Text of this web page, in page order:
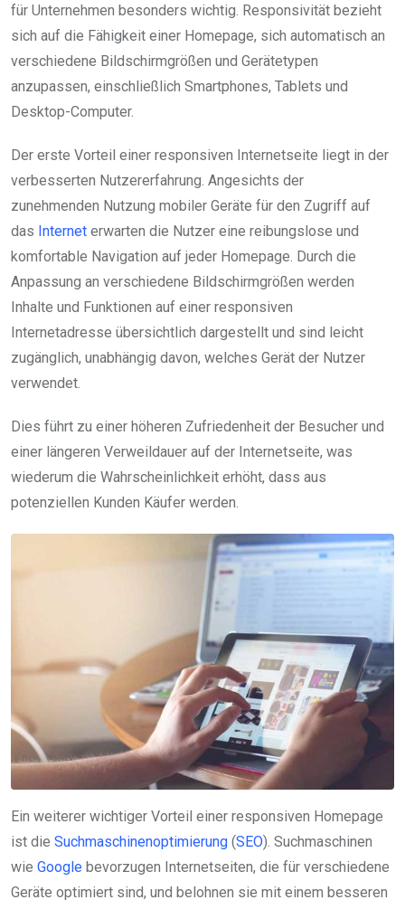
für Unternehmen besonders wichtig. Responsivität bezieht
sich auf die Fähigkeit einer Homepage, sich automatisch an
verschiedene Bildschirmgrößen und Gerätetypen
anzupassen, einschließlich Smartphones, Tablets und
Desktop-Computer.
Der erste Vorteil einer responsiven Internetseite liegt in der
verbesserten Nutzererfahrung. Angesichts der
zunehmenden Nutzung mobiler Geräte für den Zugriff auf
das Internet erwarten die Nutzer eine reibungslose und
komfortable Navigation auf jeder Homepage. Durch die
Anpassung an verschiedene Bildschirmgrößen werden
Inhalte und Funktionen auf einer responsiven
Internetadresse übersichtlich dargestellt und sind leicht
zugänglich, unabhängig davon, welches Gerät der Nutzer
verwendet.
Dies führt zu einer höheren Zufriedenheit der Besucher und
einer längeren Verweildauer auf der Internetseite, was
wiederum die Wahrscheinlichkeit erhöht, dass aus
potenziellen Kunden Käufer werden.
Ein weiterer wichtiger Vorteil einer responsiven Homepage
ist die Suchmaschinenoptimierung (SEO). Suchmaschinen
wie Google bevorzugen Internetseiten, die für verschiedene
Geräte optimiert sind, und belohnen sie mit einem besseren